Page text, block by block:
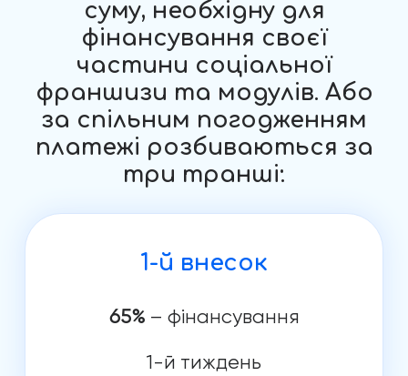
суму, необхідну для
фінансування своєї
частини соціальної
франшизи та модулів. Або
за спільним погодженням
платежі розбиваються за
три транші:
1-й внесок
65% – фінансування
1-й тиждень